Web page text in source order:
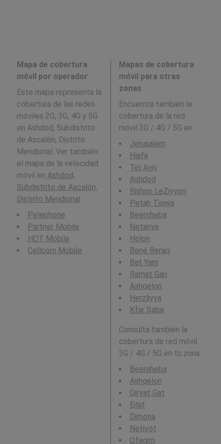
Mapa de cobertura
móvil por operador
Este mapa representa la
cobertura de las redes
móviles 2G, 3G, 4G y 5G
en Ashdod, Subdistrito
de Ascalón, Distrito
Meridional. Ver también:
el mapa de la velocidad
móvil en Ashdod,
Subdistrito de Ascalón,
Distrito Meridional
Pelephone
Partner Mobile
HOT Mobile
Cellcom Mobile
Mapas de cobertura
móvil para otras
zonas
Encuentra también la
cobertura de la red
móvil 3G / 4G / 5G en :
Jerusalem
Haifa
Tel Aviv
Ashdod
Rishon LeẔiyyon
Petaẖ Tiqwa
Beersheba
Netanya
H̱olon
Bené Beraq
Bat Yam
Ramat Gan
Ashqelon
Herzliyya
Kfar Saba
Consulta también la
cobertura de red móvil
3G / 4G / 5G en tu zona:
Beersheba
Ashqelon
Qiryat Gat
Eilat
Dimona
Netivot
Ofaqim